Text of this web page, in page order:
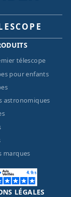
télescope
pour enfants
astronomiques
marques
LÉGALES